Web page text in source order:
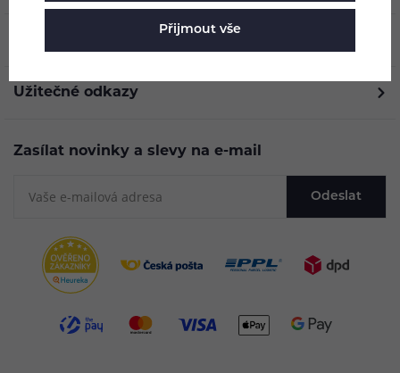
Užitečné odkazy
Zasílat novinky a slevy na e-mail
Odeslat
Přijmout vše